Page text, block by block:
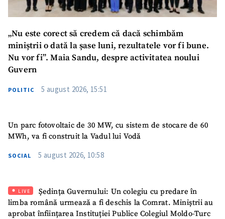
„Nu este corect să credem că dacă schimbăm
miniștrii o dată la șase luni, rezultatele vor fi bune.
Nu vor fi”. Maia Sandu, despre activitatea noului
Guvern
POLITIC 5 august 2026, 15:51
Un parc fotovoltaic de 30 MW, cu sistem de stocare de 60
MWh, va fi construit la Vadul lui Vodă
SOCIAL 5 august 2026, 10:58
LIVE
Ședința Guvernului: Un colegiu cu predare în
limba română urmează a fi deschis la Comrat. Miniștrii au
aprobat înființarea Instituției Publice Colegiul Moldo-Turc